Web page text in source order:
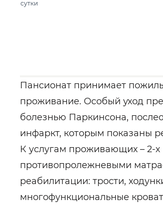
сутки
Пансионат принимает
проживание. Особый уход
болезнью Паркинсона,
инфаркт, которым показаны
К услугам проживающих – 2-
противопролежневыми
реабилитации: трости,
многофункциональные